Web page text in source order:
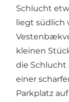
Schlucht
liegt südlich
kleinen
die Schlucht
einer
Parkplatz